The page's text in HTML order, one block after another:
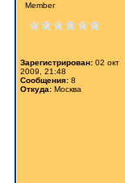
Member
Зарегистрирован: 02 окт
2009, 21:48
Сообщения: 8
Откуда: Москва